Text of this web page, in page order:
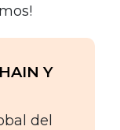
Y
del